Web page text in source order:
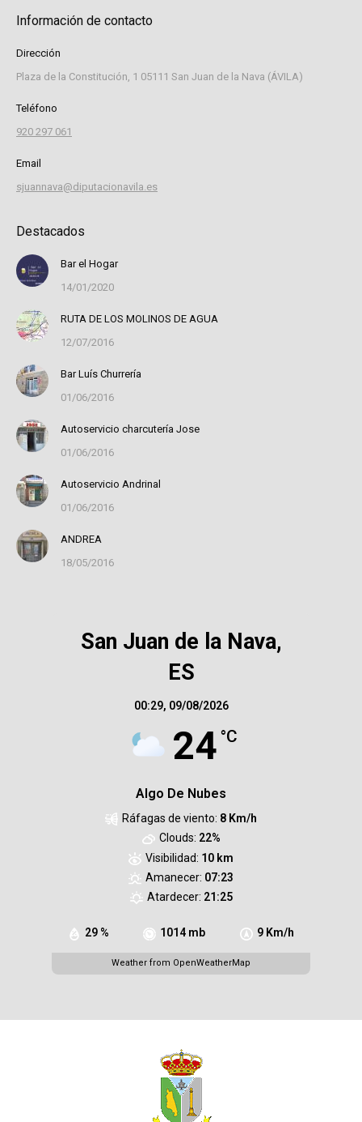
Información de contacto
Dirección
Plaza de la Constitución, 1 05111 San Juan de la Nava (ÁVILA)
Teléfono
920 297 061
Email
sjuannava@diputacionavila.es
Destacados
Bar el Hogar
14/01/2020
RUTA DE LOS MOLINOS DE AGUA
12/07/2016
Bar Luís Churrería
01/06/2016
Autoservicio charcutería Jose
01/06/2016
Autoservicio Andrinal
01/06/2016
ANDREA
18/05/2016
San Juan de la Nava,
ES
00:29, 09/08/2026
24 °C
Algo De Nubes
29 % 1014 mb 9 Km/h
Ráfagas de viento: 8 Km/h
Clouds: 22%
Visibilidad: 10 km
Amanecer: 07:23
Atardecer: 21:25
Weather from OpenWeatherMap